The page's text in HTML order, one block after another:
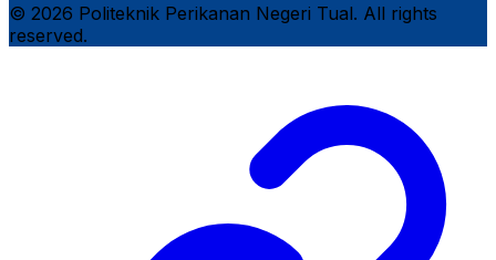
© 2026 Politeknik Perikanan Negeri Tual. All rights
reserved.